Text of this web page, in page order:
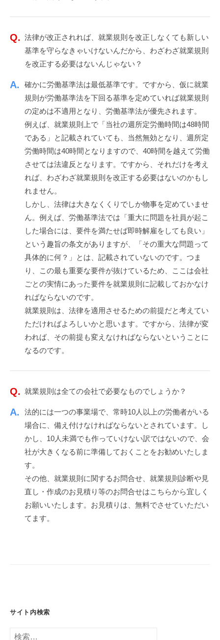
法律が改正されれば、就業規則を改正しなくても新しい
基準を守らなきゃいけないんだから、わざわざ就業規則
を改正する必要はないんじゃない？
確かに労働基準法は最低基準です。ですから、仮に就業
規則が労働基準法を下回る基準を定めていれば就業規則
の定めは不適用となり、労働基準法が優先されます。
例えば、就業規則上で「当社の週所定労働時間は48時間
である」と記載されていても、当然無効となり、週所定
労働時間は40時間となりますので、40時間を越えて労働
させては法違反となります。ですから、それだけを考え
れば、わざわざ就業規則を改正する必要はないのかもし
れません。
しかし、法律は大きなくくりでしか物事を定めていませ
ん。例えば、労働基準法では「重大に問題を社員が起こ
した場合には、要件を満たせば即時解雇をしても良い」
という趣旨の条文がありますが、「その重大な問題って
具体的に何？」とは、記載されていないのです。つま
り、この最も重要な要件が抜けているため、ここは会社
ごとの実情にあった要件を就業規則に記載しておかなけ
ればならないのです。
就業規則は、法律を適用させるための前提だと考えてい
ただければよろしいかと思います。ですから、法律が変
われば、その前提も変えなければならないということに
なるのです。
就業規則は全ての会社で必要なものでしょうか？
法的には一つの事業場で、常時10人以上の労働者がいる
場合に、備え付けなければならないとされています。し
かし、10人未満でも作っていけない訳ではないので、会
社が大きくなる前に準備しておくことをお勧めいたしま
す。
その他、就業規則に関するお問合せ、就業規則診断や見
直し・作成のお見積り等のお問合せはこちらから宜しく
お願いいたします。お見積りは、無料でさせていただい
てます。
サイト内検索
検